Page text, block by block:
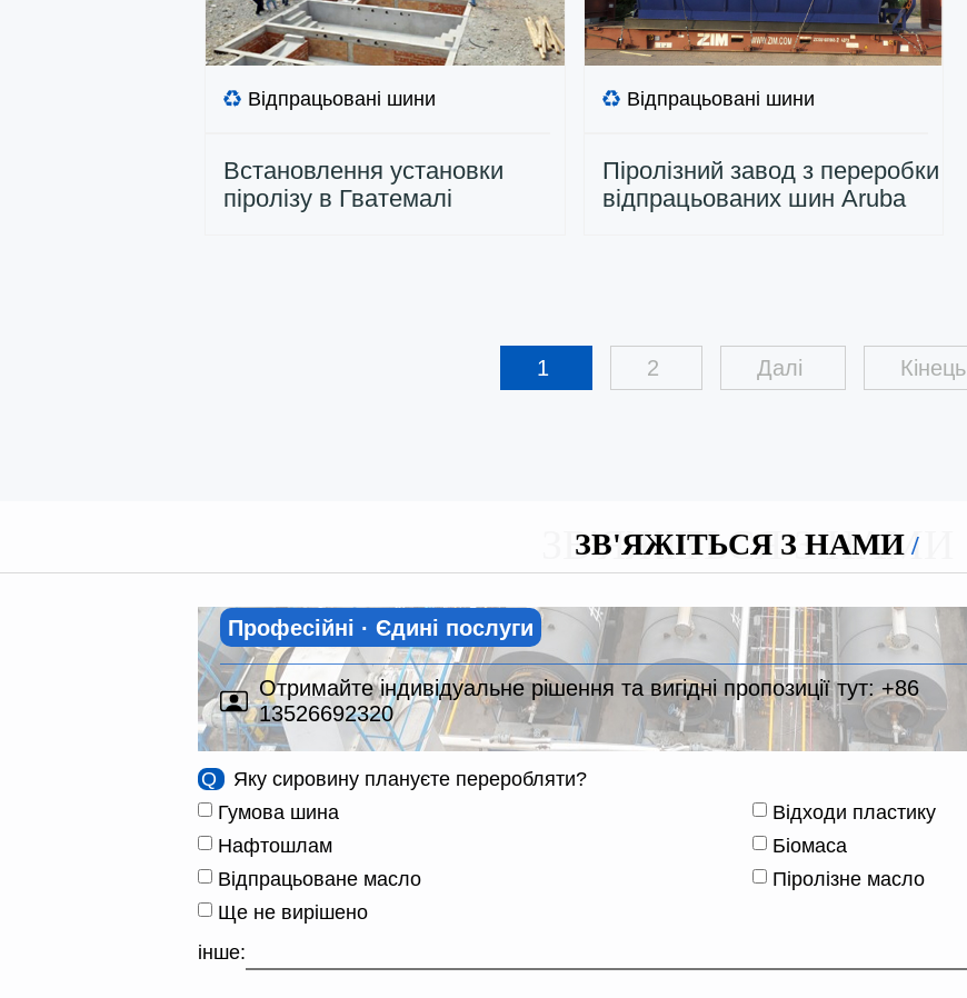
Відпрацьовані шини
Встановлення установки
піролізу в Гватемалі
Відпрацьовані шини
Піролізний завод з переробки
відпрацьованих шин Aruba
1 2 Далі Кінець
ЗВ'ЯЖІТЬСЯ З НАМИ
ЗВ'ЯЖІТЬСЯ З НАМИ
Професійні · Єдині послуги
Отримайте індивідуальне рішення та вигідні пропозиції тут:+86
13526692320
Q
Яку сировину плануєте переробляти?
Гумова шина
Відходи пластику
Нафтошлам
Біомаса
Відпрацьоване масло
Піролізне масло
Ще не вирішено
інше: